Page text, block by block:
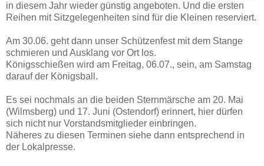
in diesem Jahr wieder günstig angeboten. Und die ersten
Reihen mit Sitzgelegenheiten sind für die Kleinen reserviert.
Am 30.06. geht dann unser Schützenfest mit dem Stange
schmieren und Ausklang vor Ort los.
Königsschießen wird am Freitag, 06.07., sein, am Samstag
darauf der Königsball.
Es sei nochmals an die beiden Sternmärsche am 20. Mai
(Wilmsberg) und 17. Juni (Ostendorf) erinnert, hier dürfen
sich nicht nur Vorstandsmitglieder einbringen.
Näheres zu diesen Terminen siehe dann entsprechend in
der Lokalpresse.